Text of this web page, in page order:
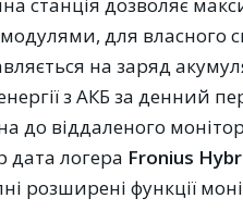
станція дозволяє
для власного
на заряд
з АКБ за денний
до віддаленого
дата логера Fronius
розширені функції